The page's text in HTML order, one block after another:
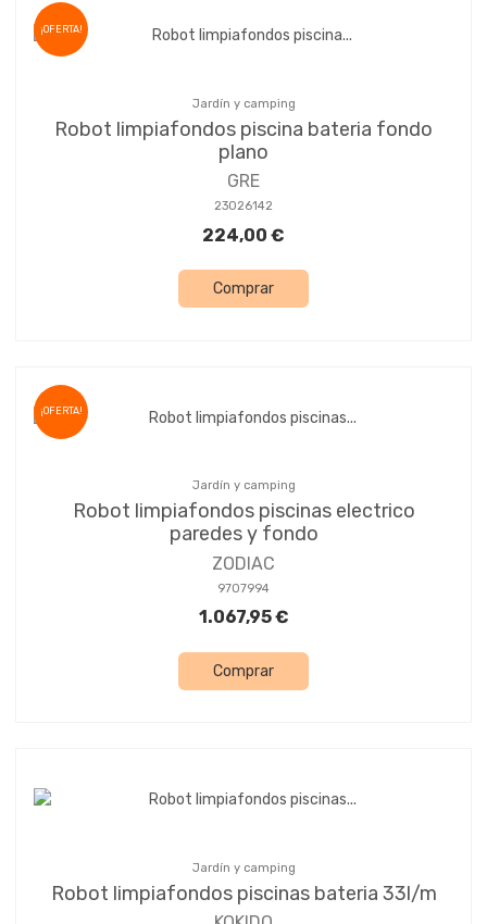
¡OFERTA!
Jardín y camping
Robot limpiafondos piscina bateria fondo
plano
GRE
23026142
224,00 €
Comprar
¡OFERTA!
Jardín y camping
Robot limpiafondos piscinas electrico
paredes y fondo
ZODIAC
9707994
1.067,95 €
Comprar
Jardín y camping
Robot limpiafondos piscinas bateria 33l/m